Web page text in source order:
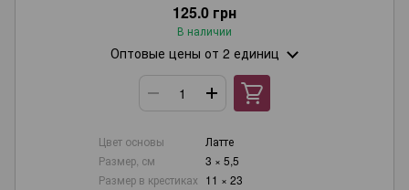
125.0 грн
В наличии
Оптовые цены от 2 единиц
Цвет основы
Латте
Размер, см
3 × 5,5
Размер в крестиках 11 × 23